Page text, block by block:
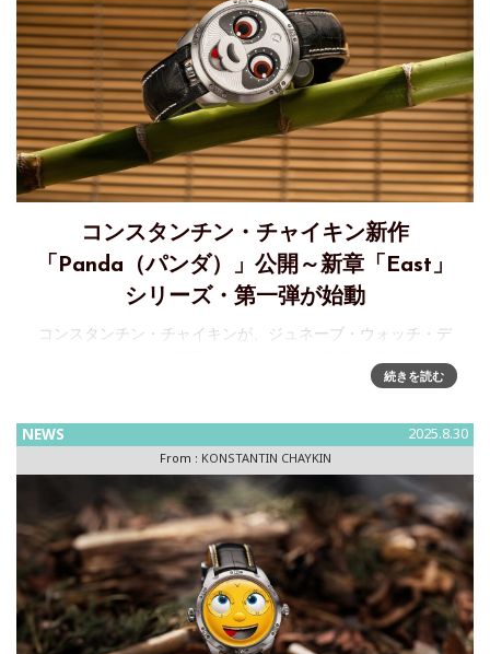
コンスタンチン・チャイキン新作
「Panda（パンダ）」公開～新章「East」
シリーズ・第一弾が始動
コンスタンチン・チャイキンが、ジュネーブ・ウォッチ・デ
「Panda（パンダ）」を世界初公開ロシアの独立時計師ブラ
た「ジュネーブ
続きを読む
NEWS 2025.8.30
From : KONSTANTIN CHAYKIN